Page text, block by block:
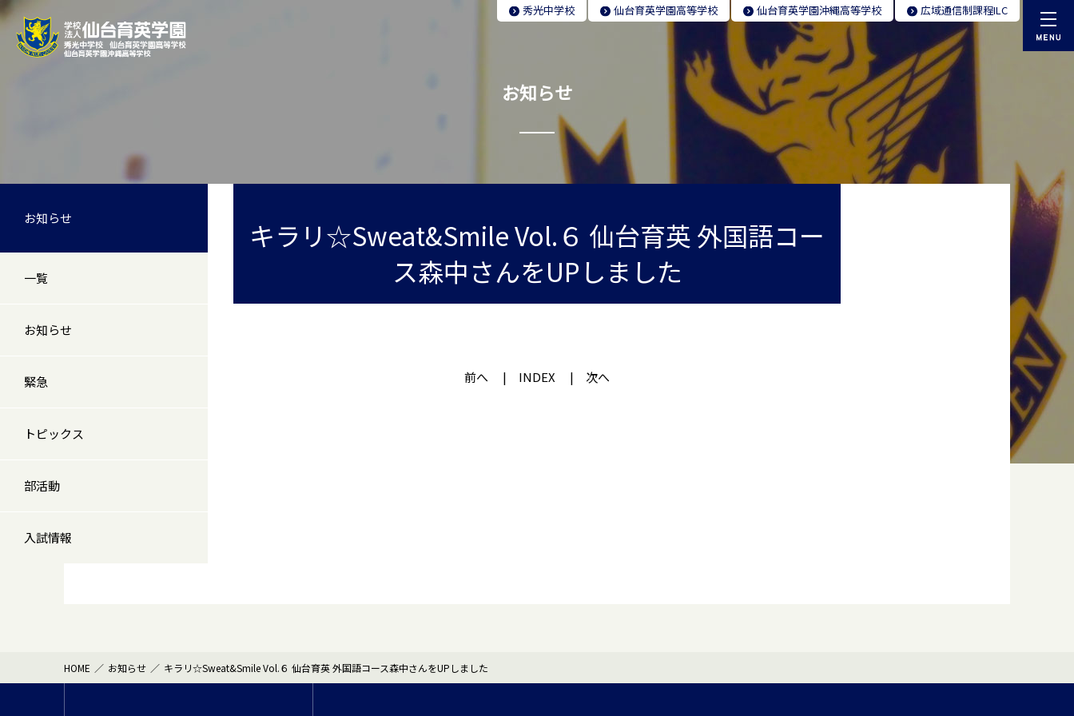
秀光中学校 仙台育英学園高等学校 仙台育英学園沖縄高等学校 広域通信制課程ILC
お知らせ
キラリ☆Sweat&Smile Vol.６ 仙台育英 外国語コー
ス森中さんをUPしました
前へ INDEX 次へ
お知らせ
一覧
お知らせ
緊急
トピックス
部活動
入試情報
HOME お知らせ キラリ☆Sweat&Smile Vol.６ 仙台育英 外国語コース森中さんをUPしました